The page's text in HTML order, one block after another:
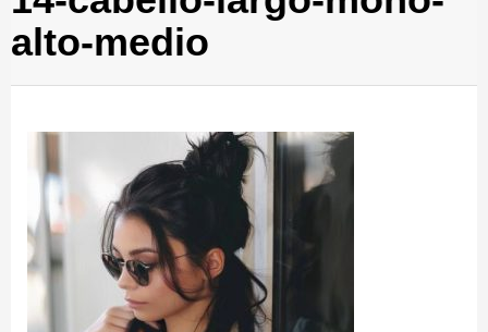
alto-medio